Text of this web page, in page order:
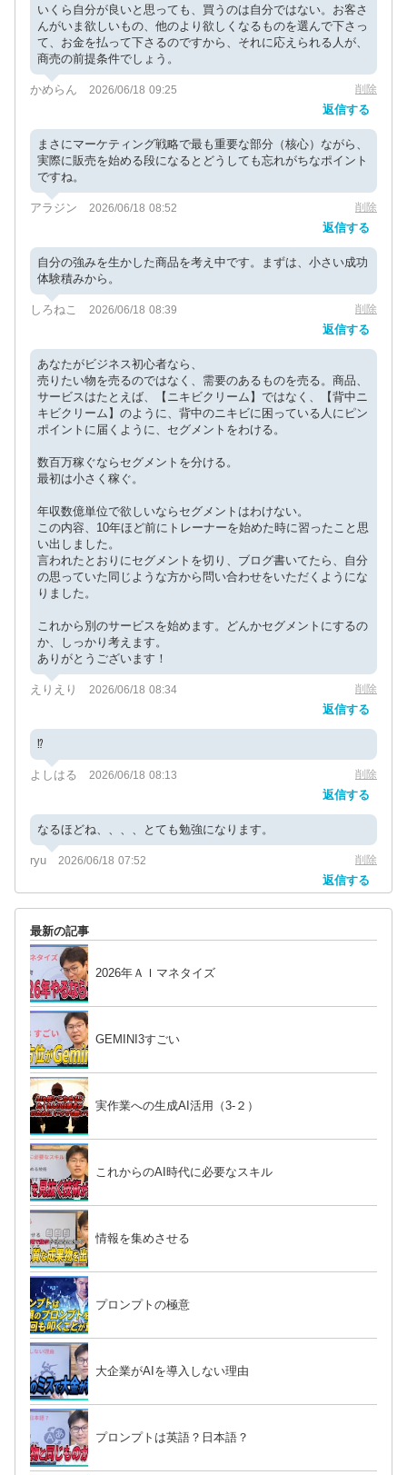
いくら自分が良いと思っても、買うのは自分ではない。お客さ
んがいま欲しいもの、他のより欲しくなるものを選んで下さっ
て、お金を払って下さるのですから、それに応えられる人が、
商売の前提条件でしょう。
かめらん 2026/06/18 09:25 削除
返信する
まさにマーケティング戦略で最も重要な部分（核心）ながら、
実際に販売を始める段になるとどうしても忘れがちなポイント
ですね。
アラジン 2026/06/18 08:52 削除
返信する
自分の強みを生かした商品を考え中です。まずは、小さい成功
体験積みから。
しろねこ 2026/06/18 08:39 削除
返信する
あなたがビジネス初心者なら、
売りたい物を売るのではなく、需要のあるものを売る。商品、
サービスはたとえば、【ニキビクリーム】ではなく、【背中ニ
キビクリーム】のように、背中のニキビに困っている人にピン
ポイントに届くように、セグメントをわける。
数百万稼ぐならセグメントを分ける。
最初は小さく稼ぐ。
年収数億単位で欲しいならセグメントはわけない。
この内容、10年ほど前にトレーナーを始めた時に習ったこと思
い出しました。
言われたとおりにセグメントを切り、ブログ書いてたら、自分
の思っていた同じような方から問い合わせをいただくようにな
りました。
これから別のサービスを始めます。どんかセグメントにするの
か、しっかり考えます。
ありがとうございます！
えりえり 2026/06/18 08:34 削除
返信する
⁉️
よしはる 2026/06/18 08:13 削除
返信する
なるほどね、、、、とても勉強になります。
ryu 2026/06/18 07:52 削除
返信する
最新の記事
2026年ＡＩマネタイズ
GEMINI3すごい
実作業への生成AI活用（3-２）
これからのAI時代に必要なスキル
情報を集めさせる
プロンプトの極意
大企業がAIを導入しない理由
プロンプトは英語？日本語？